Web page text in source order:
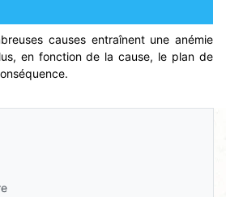
causes entraînent une anémie
en fonction de la cause, le plan de